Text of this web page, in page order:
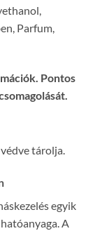
Parfum,
Pontos
tárolja.
egyik
A